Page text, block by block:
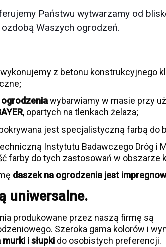
Państwu wytwarzamy od
Waszych ogrodzeń.
wykonujemy z betonu konstrukcyjnego
ogrodzeniawybarwiamy w masie przy
, opartych na tlenkach żelaza;
pokrywana jest specjalistyczną farbą do
Instytutu Badawczego Dróg
farby do tych zastosowań w obszarze
daszek na ogrodzenia jest
uniwersalne.
produkowane przez naszą firmę są
Szeroka gama kolorów i
i słupki do osobistych preferencji.